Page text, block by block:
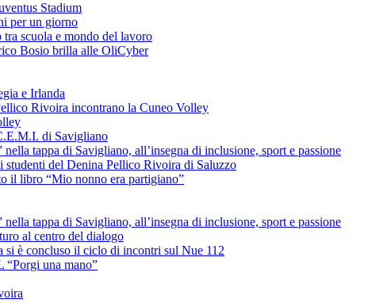
Stadium
per un giorno
scuola e mondo del lavoro
Bosio brilla alle OliCyber
e Irlanda
Rivoira incontrano la Cuneo Volley
di Savigliano
tappa di Savigliano, all’insegna di inclusione, sport e passione
del Denina Pellico Rivoira di Saluzzo
il libro “Mio nonno era partigiano”
tappa di Savigliano, all’insegna di inclusione, sport e passione
al centro del dialogo
si è concluso il ciclo di incontri sul Nue 112
“Porgi una mano”